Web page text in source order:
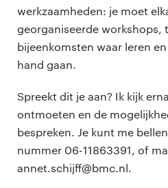
werkzaamheden: je moet
georganiseerde workshops,
bijeenkomsten waar leren
hand gaan.
Spreekt dit je aan? Ik kijk
ontmoeten en de
bespreken. Je kunt me
nummer 06-11863391, of
annet.schijff@bmc.nl.